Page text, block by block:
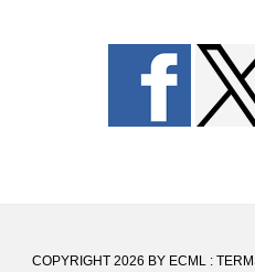
COPYRIGHT 2026 BY ECML :